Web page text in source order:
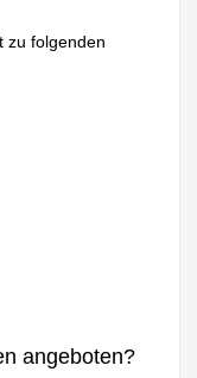
zu folgenden
angeboten?